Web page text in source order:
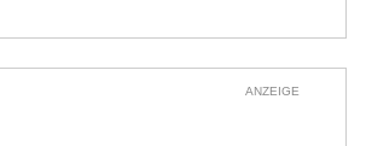
ANZEIGE